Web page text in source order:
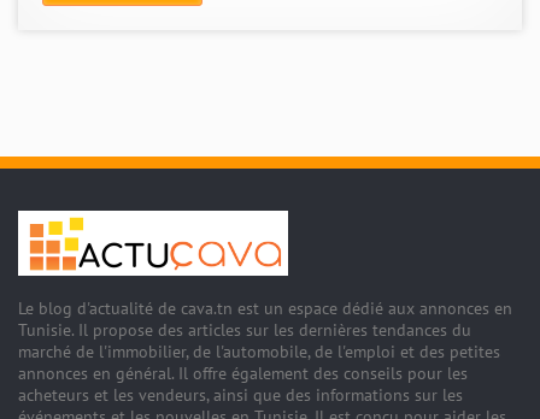
Le blog d'actualité de cava.tn est un espace dédié aux annonces en
Tunisie. Il propose des articles sur les dernières tendances du
marché de l'immobilier, de l'automobile, de l'emploi et des petites
annonces en général. Il offre également des conseils pour les
acheteurs et les vendeurs, ainsi que des informations sur les